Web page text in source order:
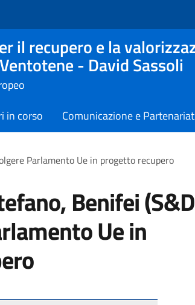
il recupero e la
- David Sassoli
in corso Comunicazione e
Parlamento Ue in progetto recupero
Benifei
Ue in